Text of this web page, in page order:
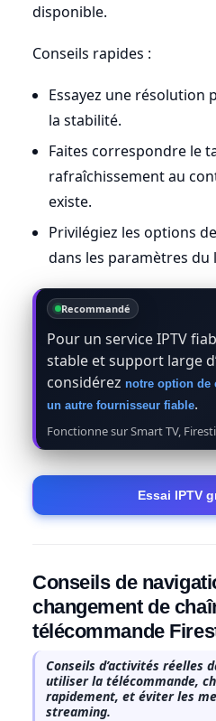
disponible.
Conseils rapides :
Essayez une résolution
la stabilité.
Faites correspondre le
rafraîchissement au
existe.
Privilégiez les options
dans les paramètres du
Recommandé
Pour un service IPTV
stable et support large
considérez notre option de
un autre fournisseur fiable.
Fonctionne sur Smart TV,
Essai IPTV
Conseils de
changement de
télécommande
Conseils d’activités réelles
utiliser la télécommande,
rapidement, et éviter les
streaming.